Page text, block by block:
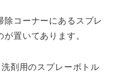
コーナーにあるスプレ
置いてあります。
剤用のスプレーボトル